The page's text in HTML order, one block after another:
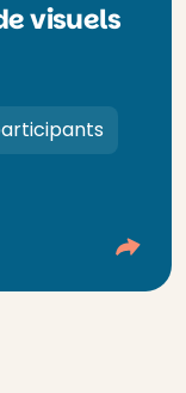
visuels